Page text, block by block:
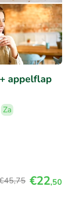
appelflap
Za
,75 €22,50